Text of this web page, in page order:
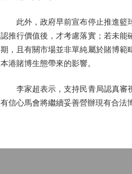
此外，政府早前宣布停止推進籃球
認推行價值後，才考慮落實；若未能
期，且有關市場並非單純屬於賭博範
本港賭博生態帶來的影響。
李家超表示，支持民青局認真審視
有信心馬會將繼續妥善營辦現有合法